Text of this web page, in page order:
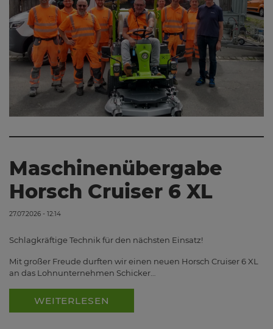
Maschinenübergabe
Horsch Cruiser 6 XL
27.07.2026 - 12:14
Schlagkräftige Technik für den nächsten Einsatz!
Mit großer Freude durften wir einen neuen Horsch Cruiser 6 XL
an das Lohnunternehmen Schicker…
WEITERLESEN